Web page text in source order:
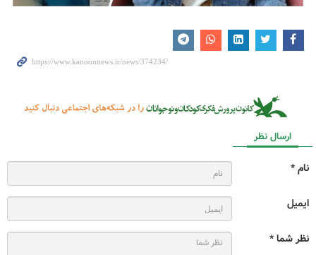
ارسال نظر
نام *
ایمیل
نظر شما *